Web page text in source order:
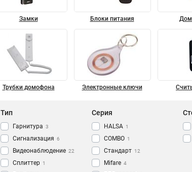
Замки Блоки питания
Трубки домофона Электронные ключи
Тип
Гарнитура 3
Сигнализация 6
Видеонаблюдение 22
Сплиттер 1
Серия
HALSA 1
COMBO 1
Стандарт 12
Mifare 4